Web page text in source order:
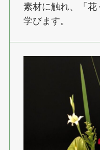
素材に触れ、「花
学びます。